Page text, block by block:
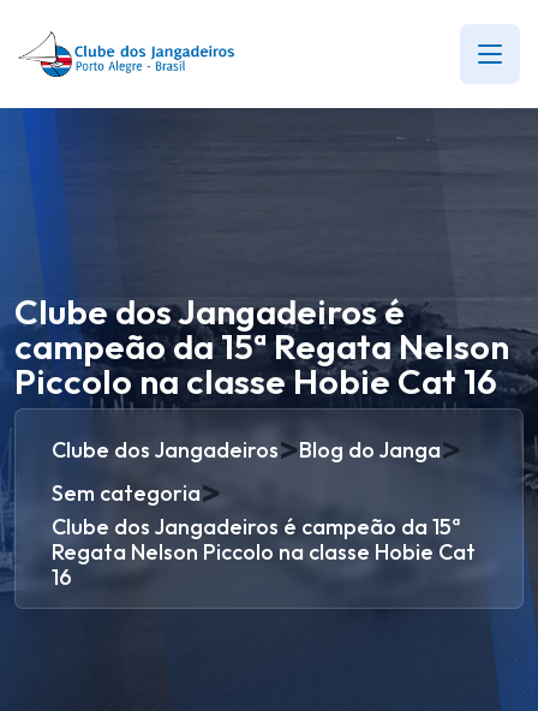
Clube dos Jangadeiros é
campeão da 15ª Regata Nelson
Piccolo na classe Hobie Cat 16
Clube dos Jangadeiros>Blog do Janga>
Sem categoria>
Clube dos Jangadeiros é campeão da 15ª
Regata Nelson Piccolo na classe Hobie Cat
16